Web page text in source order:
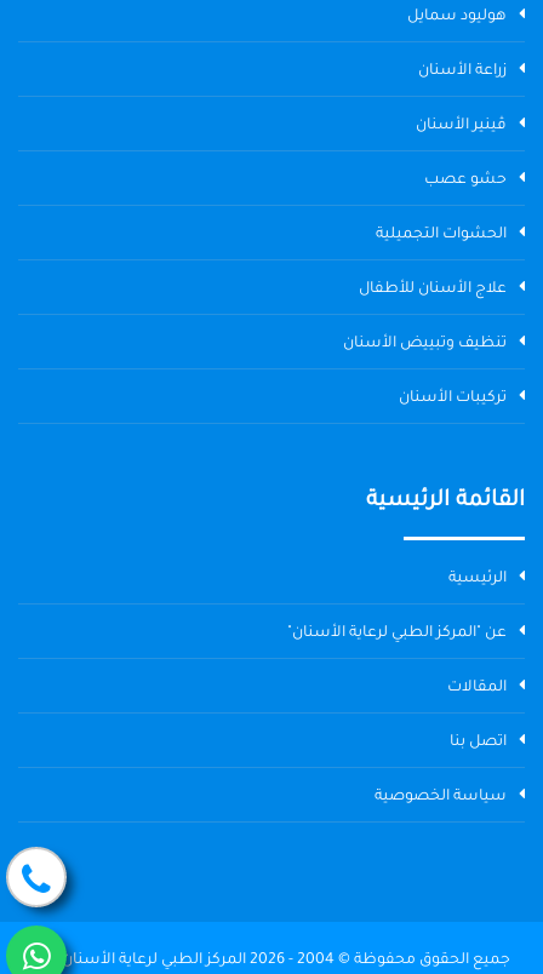
هوليود سمايل
زراعة الأسنان
ڤينير الأسنان
حشو عصب
الحشوات التجميلية
علاج الأسنان للأطفال
تنظيف وتبييض الأسنان
تركيبات الأسنان
القائمة الرئيسية
الرئيسية
عن "المركز الطبي لرعاية الأسنان"
المقالات
اتصل بنا
سياسة الخصوصية
جميع الحقوق محفوظة © 2004 - 2026 المركز الطبي لرعاية الأسنان The